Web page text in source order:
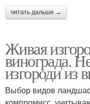
читать дальше →
Живая
винограда.
изгороди из
Выбор видов